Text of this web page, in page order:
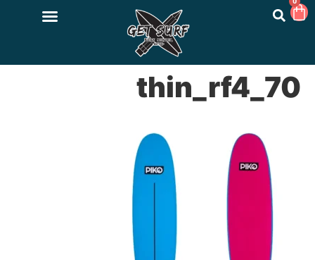
70_thin_rf4